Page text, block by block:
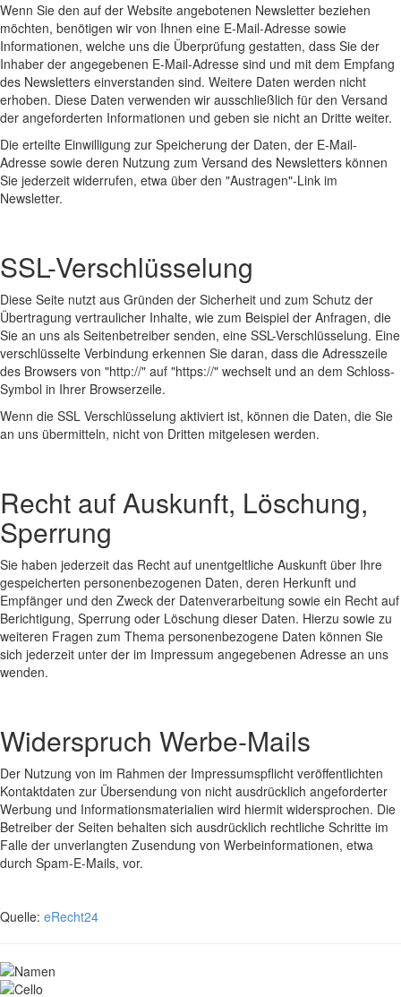
Wenn Sie den auf der Website angebotenen Newsletter beziehen
möchten, benötigen wir von Ihnen eine E-Mail-Adresse sowie
Informationen, welche uns die Überprüfung gestatten, dass Sie der
Inhaber der angegebenen E-Mail-Adresse sind und mit dem Empfang
des Newsletters einverstanden sind. Weitere Daten werden nicht
erhoben. Diese Daten verwenden wir ausschließlich für den Versand
der angeforderten Informationen und geben sie nicht an Dritte weiter.
Die erteilte Einwilligung zur Speicherung der Daten, der E-Mail-
Adresse sowie deren Nutzung zum Versand des Newsletters können
Sie jederzeit widerrufen, etwa über den "Austragen"-Link im
Newsletter.
SSL-Verschlüsselung
Diese Seite nutzt aus Gründen der Sicherheit und zum Schutz der
Übertragung vertraulicher Inhalte, wie zum Beispiel der Anfragen, die
Sie an uns als Seitenbetreiber senden, eine SSL-Verschlüsselung. Eine
verschlüsselte Verbindung erkennen Sie daran, dass die Adresszeile
des Browsers von "http://" auf "https://" wechselt und an dem Schloss-
Symbol in Ihrer Browserzeile.
Wenn die SSL Verschlüsselung aktiviert ist, können die Daten, die Sie
an uns übermitteln, nicht von Dritten mitgelesen werden.
Recht auf Auskunft, Löschung,
Sperrung
Sie haben jederzeit das Recht auf unentgeltliche Auskunft über Ihre
gespeicherten personenbezogenen Daten, deren Herkunft und
Empfänger und den Zweck der Datenverarbeitung sowie ein Recht auf
Berichtigung, Sperrung oder Löschung dieser Daten. Hierzu sowie zu
weiteren Fragen zum Thema personenbezogene Daten können Sie
sich jederzeit unter der im Impressum angegebenen Adresse an uns
wenden.
Widerspruch Werbe-Mails
Der Nutzung von im Rahmen der Impressumspflicht veröffentlichten
Kontaktdaten zur Übersendung von nicht ausdrücklich angeforderter
Werbung und Informationsmaterialien wird hiermit widersprochen. Die
Betreiber der Seiten behalten sich ausdrücklich rechtliche Schritte im
Falle der unverlangten Zusendung von Werbeinformationen, etwa
durch Spam-E-Mails, vor.
Quelle: eRecht24